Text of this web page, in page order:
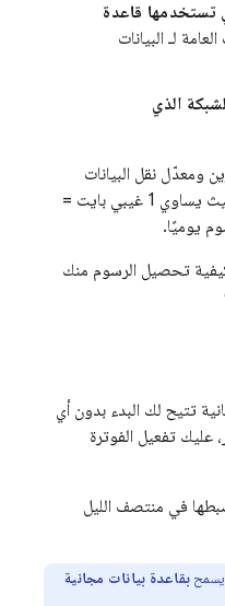
تستخدمها قاعدة
لـ البيانات
الذي
ومعدّل نقل البيانات
بالغيغابايت الثنائية (غيبي بايت)، حيث يساوي 1 غيبي بايت =
يوميًا.
تحصيل الرسوم منك
تتيح لك البدء بدون أي
عليك تفعيل الفوترة
في منتصف الليل
يسمحبقاعدة بيانات مجانية